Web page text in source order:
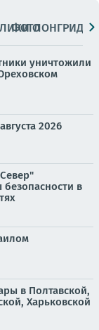
ФОТОЛОНГРИДЫ
уничтожили
2026
в
в Полтавской,
Харьковской